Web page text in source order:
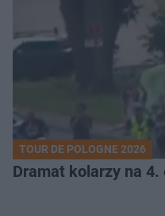
TOUR DE POLOGNE 2026
Dramat kolarzy na